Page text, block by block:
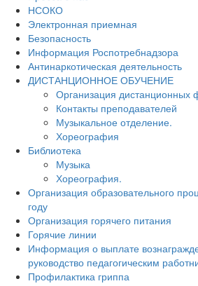
НСОКО
Электронная приемная
Безопасность
Информация Роспотребнадзора
Антинаркотическая деятельность
ДИСТАНЦИОННОЕ ОБУЧЕНИЕ
Организация дистанционных
Контакты преподавателей
Музыкальное отделение.
Хореография
Библиотека
Музыка
Хореография.
Организация образовательного
году
Организация горячего питания
Горячие линии
Информация о выплате
руководство педагогическим
Профилактика гриппа